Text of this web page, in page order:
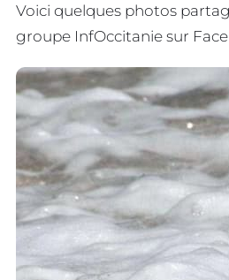
Voici quelques photos
groupe InfOccitanie sur